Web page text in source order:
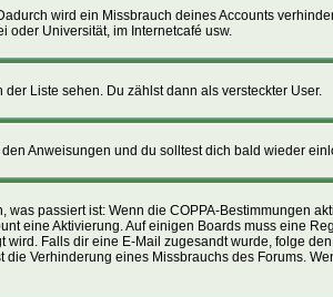
wird ein Missbrauch deines Accounts
oder Universität, im Internetcafé usw.
Liste sehen. Du zählst dann als versteckter User.
den Anweisungen und du solltest dich bald wieder
passiert ist: Wenn die COPPA-Bestimmungen
eine Aktivierung. Auf einigen Boards muss eine
Falls dir eine E-Mail zugesandt wurde, folge
Verhinderung eines Missbrauchs des Forums.